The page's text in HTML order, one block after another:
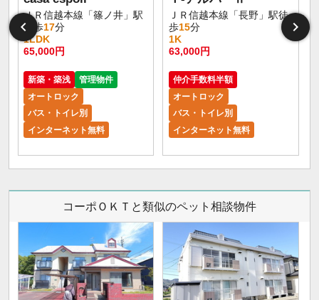
ＪＲ信越本線「篠ノ井」駅
徒歩17分
1LDK
65,000円
新築・築浅
管理物件
オートロック
バス・トイレ別
インターネット無料
ＪＲ信越本線「長野」駅徒
歩15分
1K
63,000円
仲介手数料半額
オートロック
バス・トイレ別
インターネット無料
コーポＯＫＴと類似のペット相談物件